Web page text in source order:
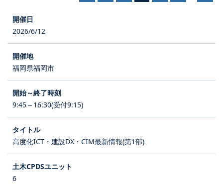
2026/6/12
福岡県福岡市
9:45～16:30(受付9:15)
高度化ICT・建設DX・CIM最新情報(第1部)
6